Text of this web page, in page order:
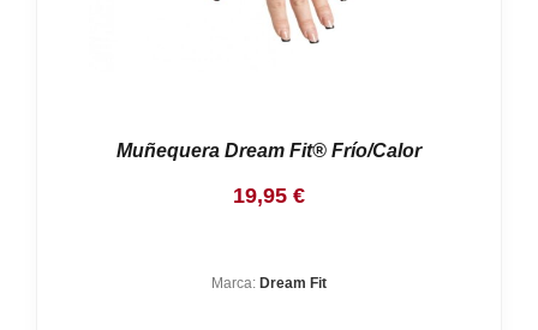
Muñequera Dream Fit® Frío/Calor
19,95 €
Marca: Dream Fit